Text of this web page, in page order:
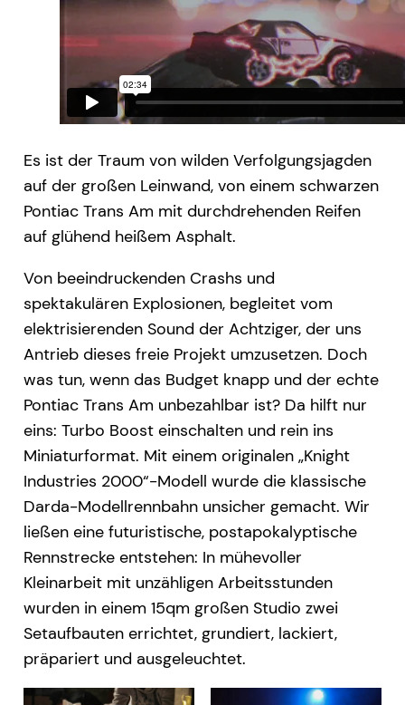
Es ist der Traum von wilden Verfolgungsjagden
auf der großen Leinwand, von einem schwarzen
Pontiac Trans Am mit durchdrehenden Reifen
auf glühend heißem Asphalt.
Von beeindruckenden Crashs und
spektakulären Explosionen, begleitet vom
elektrisierenden Sound der Achtziger, der uns
Antrieb dieses freie Projekt umzusetzen. Doch
was tun, wenn das Budget knapp und der echte
Pontiac Trans Am unbezahlbar ist? Da hilft nur
eins: Turbo Boost einschalten und rein ins
Miniaturformat. Mit einem originalen „Knight
Industries 2000“-Modell wurde die klassische
Darda-Modellrennbahn unsicher gemacht. Wir
ließen eine futuristische, postapokalyptische
Rennstrecke entstehen: In mühevoller
Kleinarbeit mit unzähligen Arbeitsstunden
wurden in einem 15qm großen Studio zwei
Setaufbauten errichtet, grundiert, lackiert,
präpariert und ausgeleuchtet.